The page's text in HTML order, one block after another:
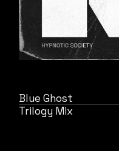
Blue Ghost
Trilogy Mix